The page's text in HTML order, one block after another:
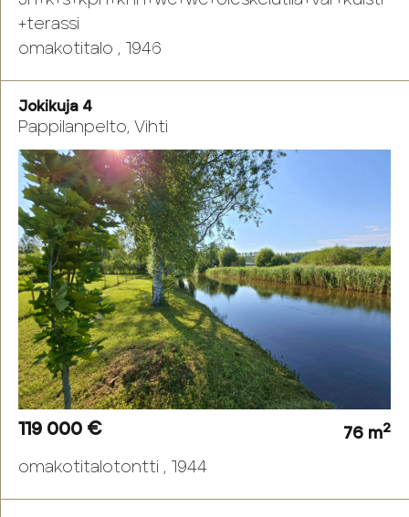
+terassi
omakotitalo , 1946
Jokikuja 4
Pappilanpelto, Vihti
119 000 € 76 m2
omakotitalotontti , 1944